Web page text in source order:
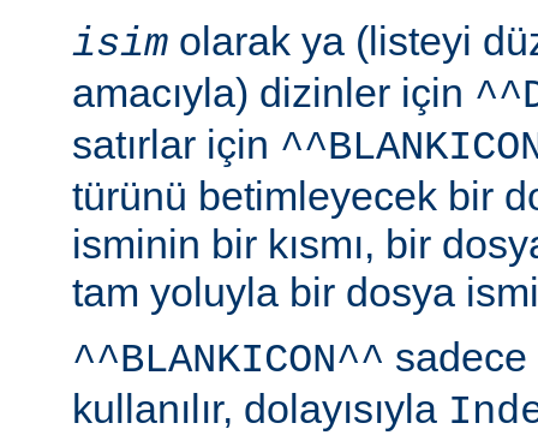
isim olarak ya (listeyi
amacıyla) dizinler için
satırlar için
türünü betimleyecek bir
isminin bir kısmı, bir
tam yoluyla bir dosya
^^BLANKICON^^
kullanılır, dolayısıyla